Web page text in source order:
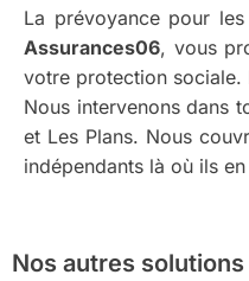
La prévoyance pour
Assurances06, vous
votre protection sociale.
Nous intervenons dans
et Les Plans. Nous
indépendants là où ils
Nos autres solutions